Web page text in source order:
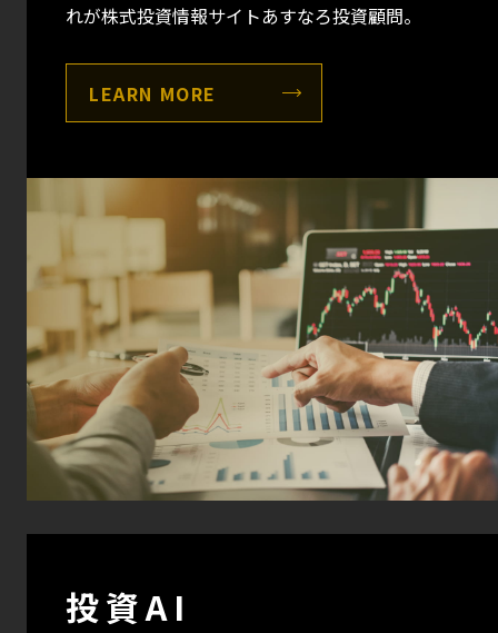
れが株式投資情報サイトあすなろ投資顧問。
LEARN MORE
投資AI